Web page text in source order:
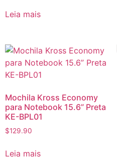
Leia mais
Mochila Kross Economy
para Notebook 15.6” Preta
KE-BPL01
$129.90
Leia mais